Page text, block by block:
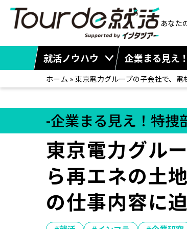
あなた
就活ノウハウ 企業まる見え
ホーム » 東京電力グループの子会社で、
-企業まる見え！特捜
東京電力グル
ら再エネの土
の仕事内容に